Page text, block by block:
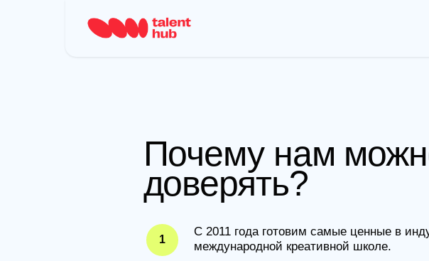
Почему нам можно
доверять?
2
С 2011 года готовим самые ценные в индустрии
Лучшая международная школа по версии Young
Лучшая рекламная школа по версии Red Apple 5